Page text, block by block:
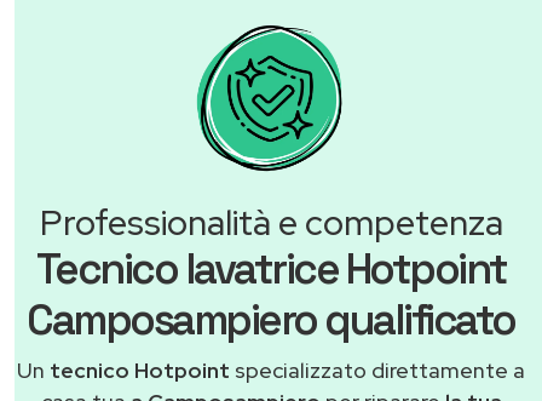
Professionalità e competenza
Tecnico lavatrice Hotpoint
Camposampiero qualificato
Un tecnico Hotpoint specializzato direttamente a